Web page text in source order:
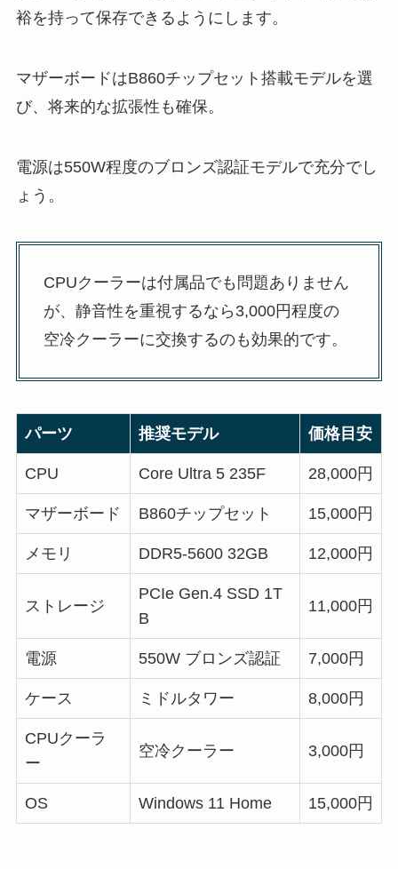
裕を持って保存できるようにします。
マザーボードはB860チップセット搭載モデルを選
び、将来的な拡張性も確保。
電源は550W程度のブロンズ認証モデルで充分でし
ょう。
CPUクーラーは付属品でも問題ありません
が、静音性を重視するなら3,000円程度の
空冷クーラーに交換するのも効果的です。
パーツ 推奨モデル 価格目安
CPU Core Ultra 5 235F 28,000円
マザーボード B860チップセット 15,000円
メモリ DDR5-5600 32GB 12,000円
ストレージ
PCIe Gen.4 SSD 1T
B
11,000円
電源 550W ブロンズ認証 7,000円
ケース ミドルタワー 8,000円
CPUクーラ
ー
空冷クーラー 3,000円
OS Windows 11 Home 15,000円